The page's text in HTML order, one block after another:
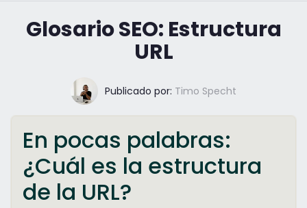
Glosario SEO: Estructura
URL
Publicado por: Timo Specht
En pocas palabras:
¿Cuál es la estructura
de la URL?